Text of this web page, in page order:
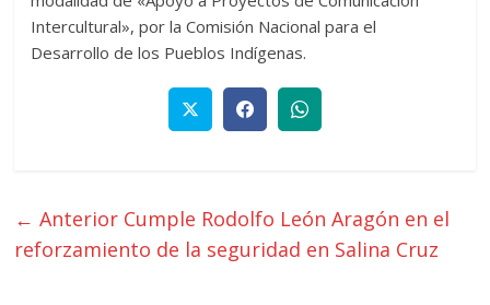
Intercultural», por la Comisión Nacional para el
Desarrollo de los Pueblos Indígenas.
← Anterior Cumple Rodolfo León Aragón en el
reforzamiento de la seguridad en Salina Cruz